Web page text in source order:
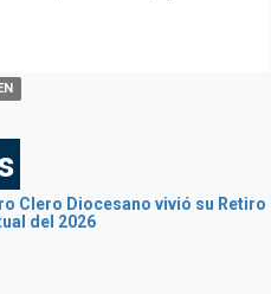
Clero Diocesano vivió su Retiro
del 2026